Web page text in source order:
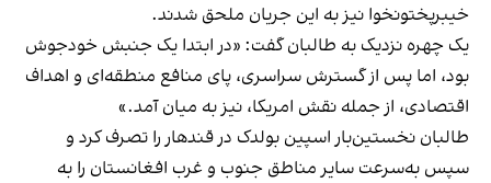
خیبرپختونخوا نیز به این جریان ملحق شدند.
یک چهره نزدیک به طالبان گفت: «در ابتدا یک جنبش خودجوش
بود، اما پس از گسترش سراسری، پای منافع منطقه‌ای و اهداف
اقتصادی، از جمله نقش امریکا، نیز به میان آمد.»
طالبان نخستین‌بار اسپین بولدک در قندهار را تصرف کرد و
سپس به‌سرعت سایر مناطق جنوب و غرب افغانستان را به